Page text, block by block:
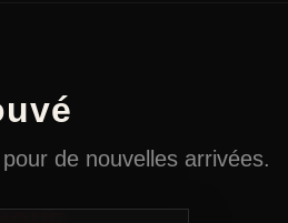
de nouvelles arrivées.